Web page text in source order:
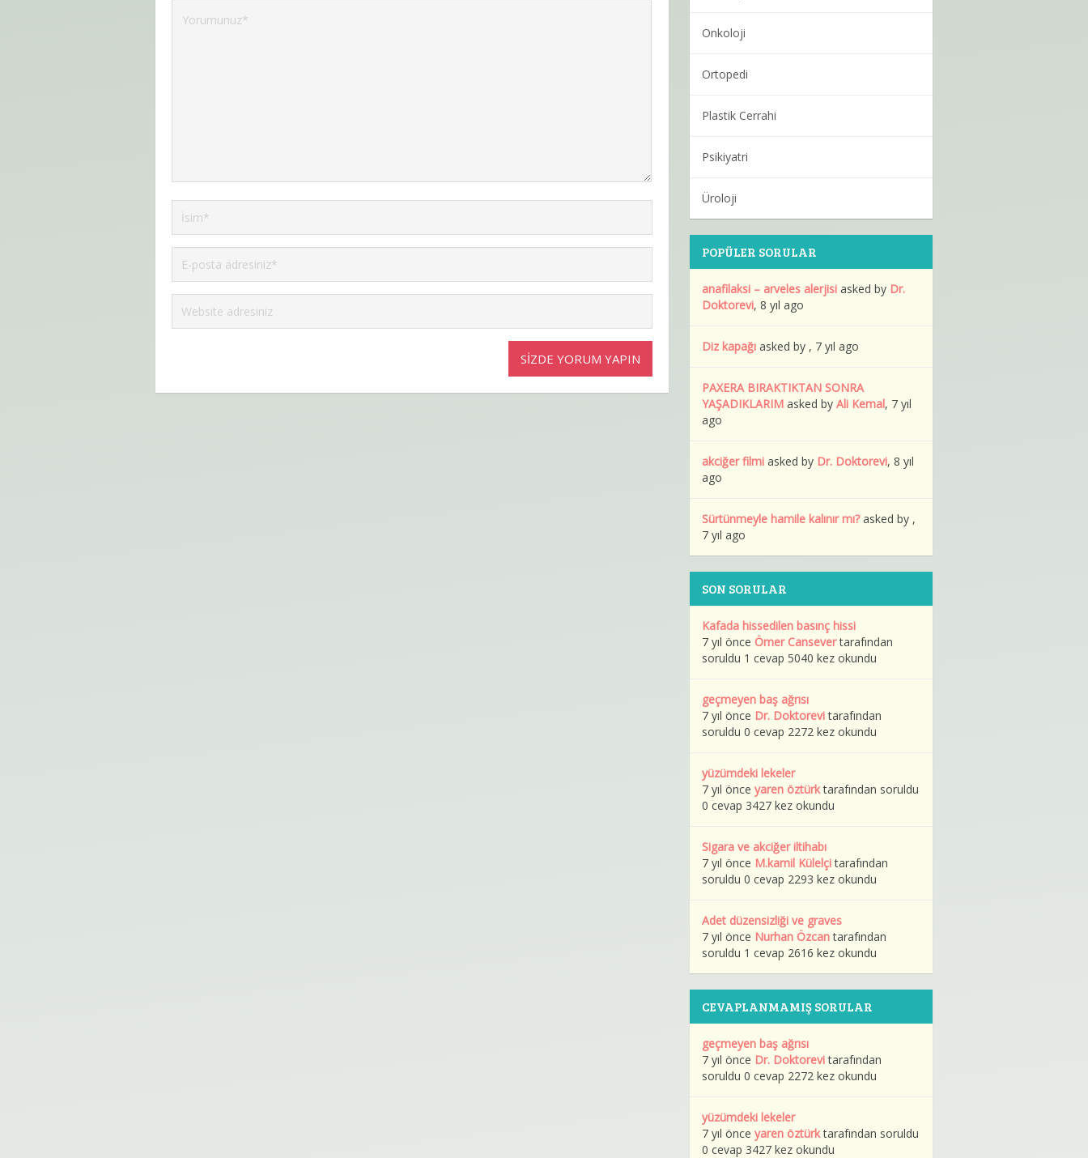
Onkoloji
Ortopedi
Plastik Cerrahi
Psikiyatri
Üroloji
POPÜLER SORULAR
anafilaksi – arveles alerjisi asked by Dr.
Doktorevi, 8 yıl ago
Diz kapağı asked by , 7 yıl ago
PAXERA BIRAKTIKTAN SONRA
YAŞADIKLARIM asked by Ali Kemal, 7 yıl
ago
akciğer filmi asked by Dr. Doktorevi, 8 yıl
ago
Sürtünmeyle hamile kalınır mı?asked by ,
7 yıl ago
SON SORULAR
Kafada hissedilen basınç hissi
7 yıl önce Ömer Cansevertarafından
soruldu 1 cevap 5040 kez okundu
geçmeyen baş ağrısı
7 yıl önce Dr. Doktorevitarafından
soruldu 0 cevap 2272 kez okundu
yüzümdeki lekeler
7 yıl önce yaren öztürktarafından soruldu
0 cevap 3427 kez okundu
Sigara ve akciğer iltihabı
7 yıl önce M.kamil Külelçitarafından
soruldu 0 cevap 2293 kez okundu
Adet düzensizliği ve graves
7 yıl önce Nurhan Özcantarafından
soruldu 1 cevap 2616 kez okundu
CEVAPLANMAMIŞ SORULAR
geçmeyen baş ağrısı
7 yıl önce Dr. Doktorevitarafından
soruldu 0 cevap 2272 kez okundu
yüzümdeki lekeler
7 yıl önce yaren öztürktarafından soruldu
0 cevap 3427 kez okundu